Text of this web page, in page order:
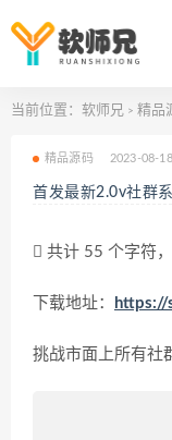
当前位置： 软师兄 > 精品
精品源码 2023-08-18
首发最新2.0v社群
共计 55 个字符
下载地址： https://
挑战市面上所有社